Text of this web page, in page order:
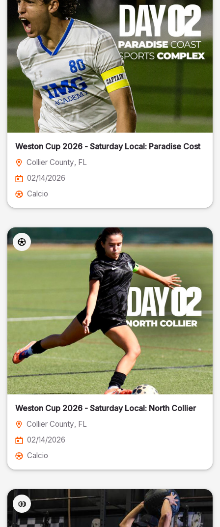
Weston Cup 2026 - Saturday Local: Paradise Cost
Collier County, FL
02/14/2026
Calcio
Weston Cup 2026 - Saturday Local: North Collier
Collier County, FL
02/14/2026
Calcio